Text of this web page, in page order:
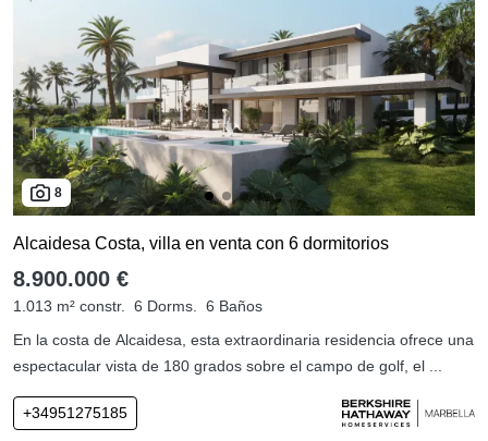
8
Alcaidesa Costa, villa en venta con 6 dormitorios
8.900.000 €
1.013 m² constr. 6 Dorms.
6 Baños
En la costa de Alcaidesa, esta extraordinaria residencia ofrece una
espectacular vista de 180 grados sobre el campo de golf, el ...
+34951275185